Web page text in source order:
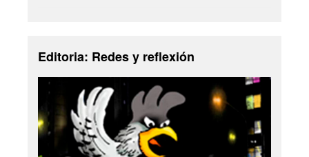
Editoria: Redes y reflexión